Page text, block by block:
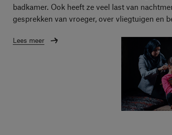
badkamer. Ook heeft ze veel last van
gesprekken van vroeger, over vliegtuigen en
Lees meer